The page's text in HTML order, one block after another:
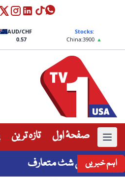
AUD/CHF
0.57
Stocks:
China:3900 ▲
صفحۂ اول تازہ ترین
اہم خبریں